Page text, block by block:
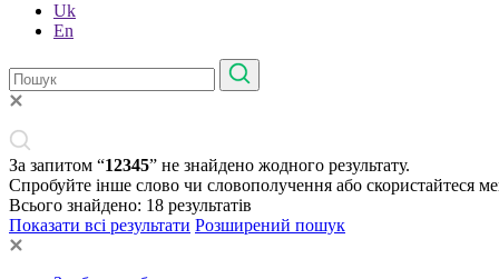
Uk
En
За запитом “12345” не знайдено жодного результату.
Спробуйте інше слово чи словополучення або скористайтеся
Всього знайдено: 18 результатів
Показати всі результати Розширений пошук